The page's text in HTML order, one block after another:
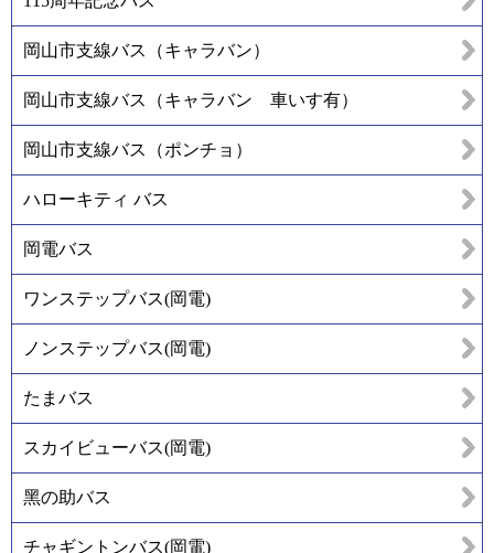
岡山市支線バス（キャラバン）
岡山市支線バス（キャラバン 車いす有）
岡山市支線バス（ポンチョ）
ハローキティ バス
岡電バス
ワンステップバス(岡電)
ノンステップバス(岡電)
たまバス
スカイビューバス(岡電)
黑の助バス
チャギントンバス(岡電)